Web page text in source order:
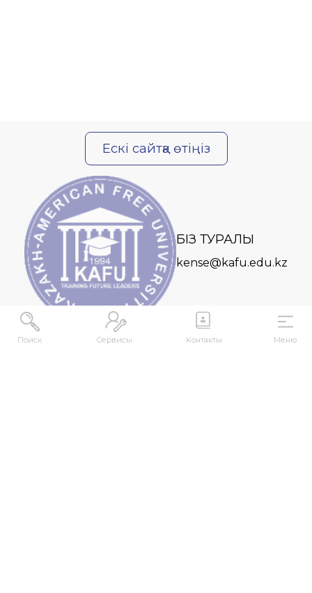
Поиск Сервисы Контакты Меню
Ескі сайтқа өтіңіз
БІЗ ТУРАЛЫ
kense@kafu.edu.kz